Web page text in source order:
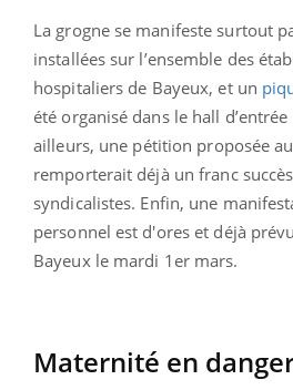
La grogne se manifeste surtout
installées sur l’ensemble des
hospitaliers de Bayeux, et un
été organisé dans le hall
ailleurs, une pétition proposée
remporterait déjà un franc
syndicalistes. Enfin, une
personnel est d'ores et déjà
Bayeux le mardi 1er mars.
Maternité en